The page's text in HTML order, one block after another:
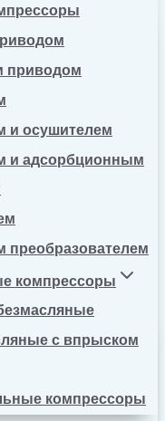
приводом
и осушителем
и адсорбционным
преобразователем
компрессоры
с впрыском
компрессоры